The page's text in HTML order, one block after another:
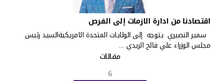
اقتصادنا من ادارة الازمات إلى الفرص
سمير النصيري يتوجه إلى الولايات المتحدة الامريكيةالسيد رئيس
مجلس الوزراء علي فالح الريدي ...
مقالات
6